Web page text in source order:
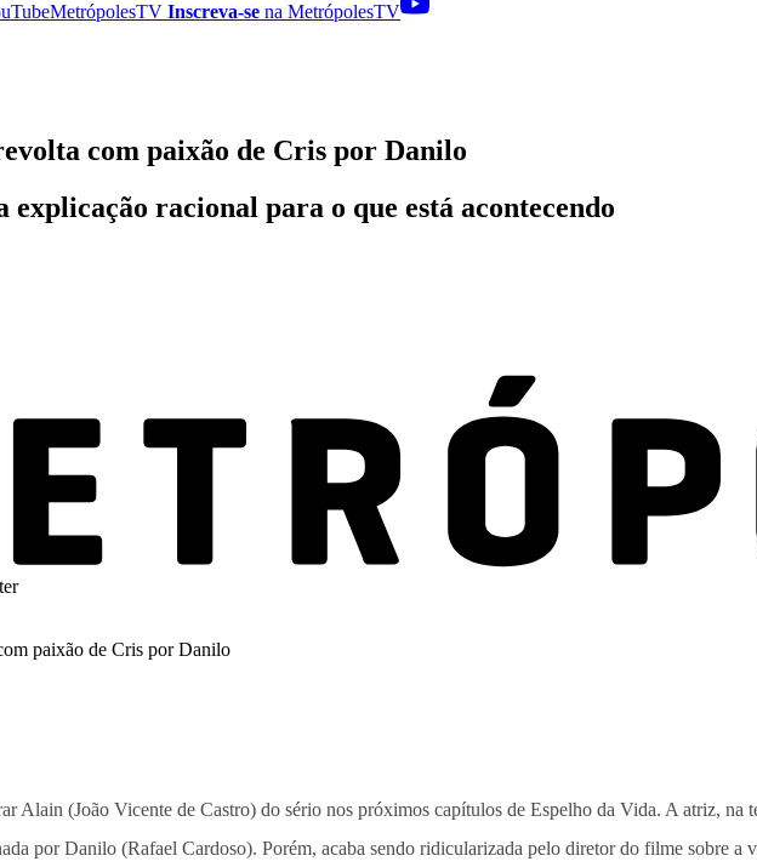
MetrópolesTV Inscreva-se na MetrópolesTV
com paixão de Cris por Danilo
explicação racional para o que está acontecendo
Alain (João Vicente de Castro) do sério nos próximos capítulos de Espelho da Vida. A atriz, na
por Danilo (Rafael Cardoso). Porém, acaba sendo ridicularizada pelo diretor do filme sobre a